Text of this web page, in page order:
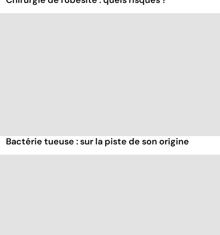
Bactérie tueuse : sur la piste de son origine